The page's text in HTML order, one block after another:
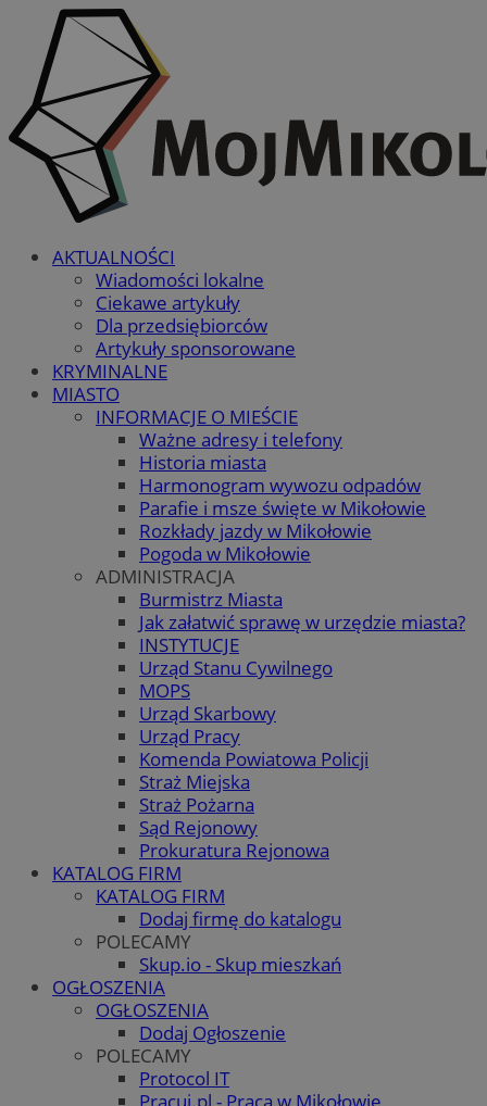
AKTUALNOŚCI
Wiadomości lokalne
Ciekawe artykuły
Dla przedsiębiorców
Artykuły sponsorowane
KRYMINALNE
MIASTO
INFORMACJE O MIEŚCIE
Ważne adresy i telefony
Historia miasta
Harmonogram wywozu odpadów
Parafie i msze święte w Mikołowie
Rozkłady jazdy w Mikołowie
Pogoda w Mikołowie
ADMINISTRACJA
Burmistrz Miasta
Jak załatwić sprawę w urzędzie miasta?
INSTYTUCJE
Urząd Stanu Cywilnego
MOPS
Urząd Skarbowy
Urząd Pracy
Komenda Powiatowa Policji
Straż Miejska
Straż Pożarna
Sąd Rejonowy
Prokuratura Rejonowa
KATALOG FIRM
KATALOG FIRM
Dodaj firmę do katalogu
POLECAMY
Skup.io - Skup mieszkań
OGŁOSZENIA
OGŁOSZENIA
Dodaj Ogłoszenie
POLECAMY
Protocol IT